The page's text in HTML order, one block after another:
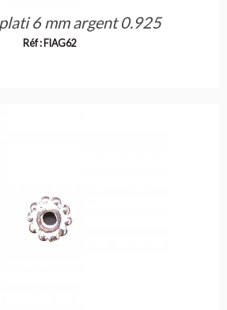
6 mm argent 0.925
Réf : FIAG62